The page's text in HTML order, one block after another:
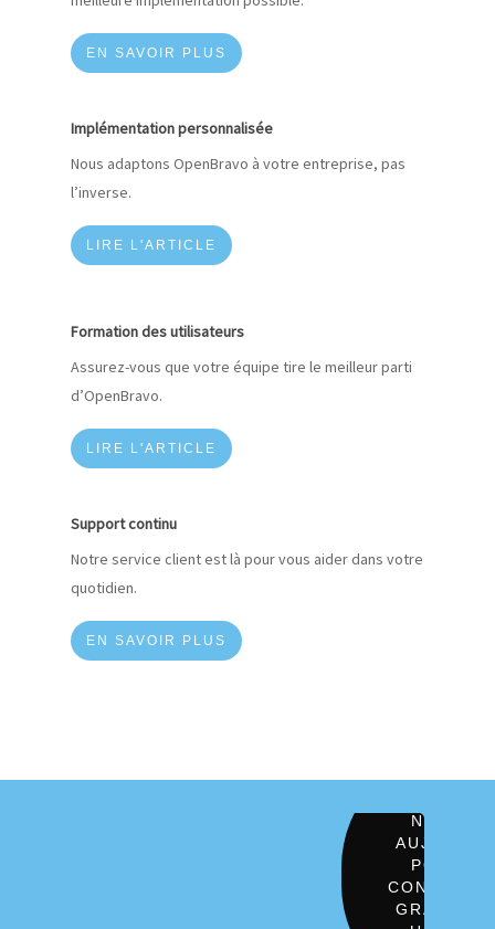
EN SAVOIR PLUS
Implémentation personnalisée
Nous adaptons OpenBravo à votre entreprise, pas
l’inverse.
LIRE L'ARTICLE
Formation des utilisateurs
Assurez-vous que votre équipe tire le meilleur parti
d’OpenBravo.
LIRE L'ARTICLE
Support continu
Notre service client est là pour vous aider dans votre
quotidien.
EN SAVOIR PLUS
NOUS
POUR
GRATUITE